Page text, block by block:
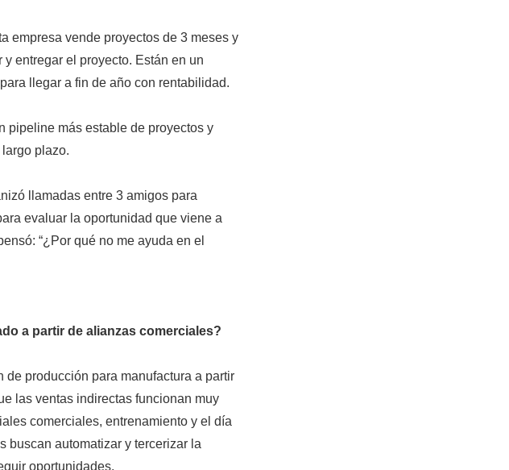
empresa vende proyectos de 3 meses y
entregar el proyecto. Están en un
llegar a fin de año con rentabilidad.
pipeline más estable de proyectos y
plazo.
llamadas entre 3 amigos para
evaluar la oportunidad que viene a
“¿Por qué no me ayuda en el
a partir de alianzas comerciales?
producción para manufactura a partir
las ventas indirectas funcionan muy
comerciales, entrenamiento y el día
buscan automatizar y tercerizar la
oportunidades.